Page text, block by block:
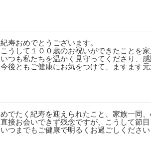
紀寿おめでとうございます。
こうして１００歳のお祝いができたことを
いつも私たちを温かく見守ってくださり、感
今後ともご健康にお気をつけて、ますます元
めでたく紀寿を迎えられたこと、家族一同
直接お会いできず残念ですが、こうして節
いつまでもご健康で明るくお過ごしくださ